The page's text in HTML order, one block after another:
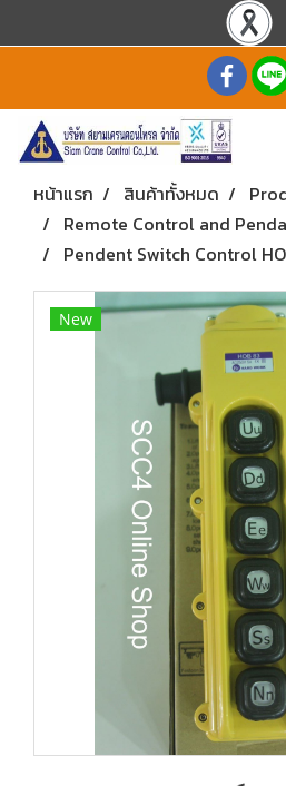
หน้าแรก สินค้าทั้งหมด
Remote Control and
Pendent Switch Control
New